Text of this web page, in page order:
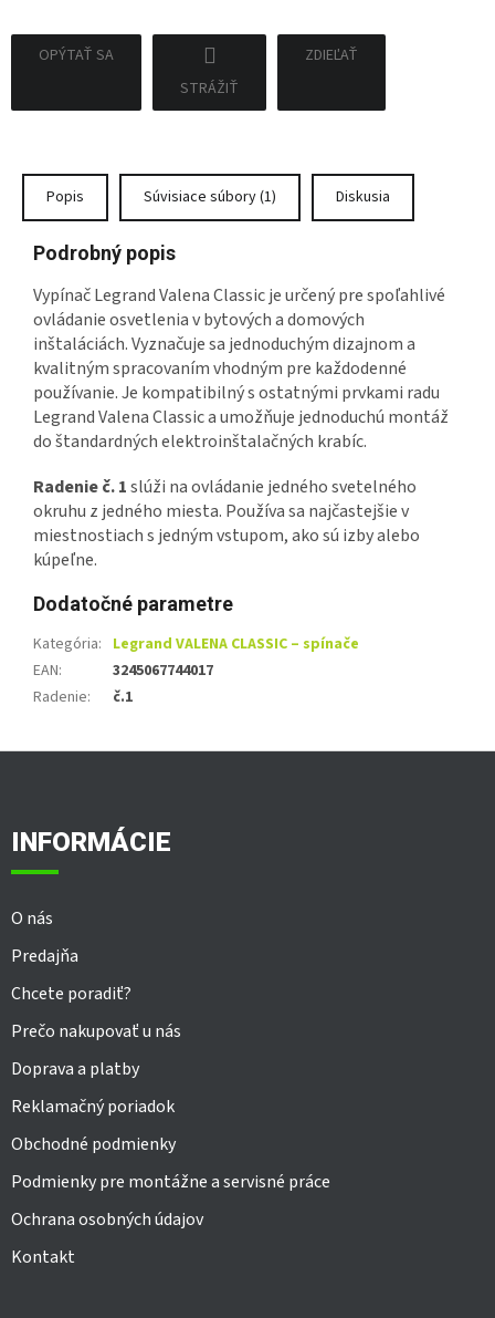
OPÝTAŤ SA
STRÁŽIŤ
ZDIEĽAŤ
Popis Súvisiace súbory (1) Diskusia
Podrobný popis
Vypínač Legrand Valena Classic je určený pre spoľahlivé
ovládanie osvetlenia v bytových a domových
inštaláciách. Vyznačuje sa jednoduchým dizajnom a
kvalitným spracovaním vhodným pre každodenné
používanie. Je kompatibilný s ostatnými prvkami radu
Legrand Valena Classic a umožňuje jednoduchú montáž
do štandardných elektroinštalačných krabíc.
Radenie č. 1slúži na ovládanie jedného svetelného
okruhu z jedného miesta. Používa sa najčastejšie v
miestnostiach s jedným vstupom, ako sú izby alebo
kúpeľne.
Dodatočné parametre
Kategória: Legrand VALENA CLASSIC – spínače
EAN:
3245067744017
Radenie: č.1
INFORMÁCIE
O nás
Predajňa
Chcete poradiť?
Prečo nakupovať u nás
Doprava a platby
Reklamačný poriadok
Obchodné podmienky
Podmienky pre montážne a servisné práce
Ochrana osobných údajov
Kontakt